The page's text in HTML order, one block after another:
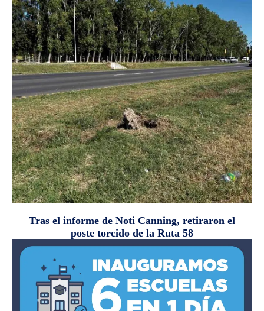
Tras el informe de Noti Canning, retiraron el
poste torcido de la Ruta 58